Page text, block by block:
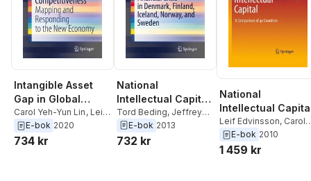
Intangible Asset
Gap in Global
Competitiveness
Carol Yeh-Yun Lin , Leif
Edvinsson,Eskil Ullberg
E-bok 2020
734 kr
National
Intellectual Capital
and the Financial
Crisis in Denmark,
Finland, Iceland,
Tord Beding, Jeffrey
Chen,Leif Edvinsson
Carol Yeh-Yun Lin
E-bok 2013
732 kr
National
Intellectual
Leif Edvinsson, Carol
Yeh-Yun Lin
E-bok 2010
1 459 kr